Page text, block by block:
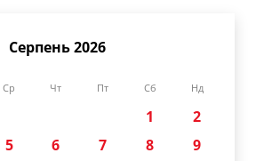
Серпень 2026
Ср Чт Пт Сб Нд
1
2
5 6 7 8
9